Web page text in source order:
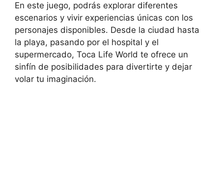
En este juego, podrás explorar diferentes
escenarios y vivir experiencias únicas con los
personajes disponibles. Desde la ciudad hasta
la playa, pasando por el hospital y el
supermercado, Toca Life World te ofrece un
sinfín de posibilidades para divertirte y dejar
volar tu imaginación.